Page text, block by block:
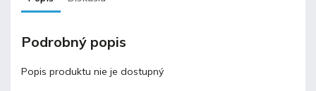
Podrobný popis
Popis produktu nie je dostupný